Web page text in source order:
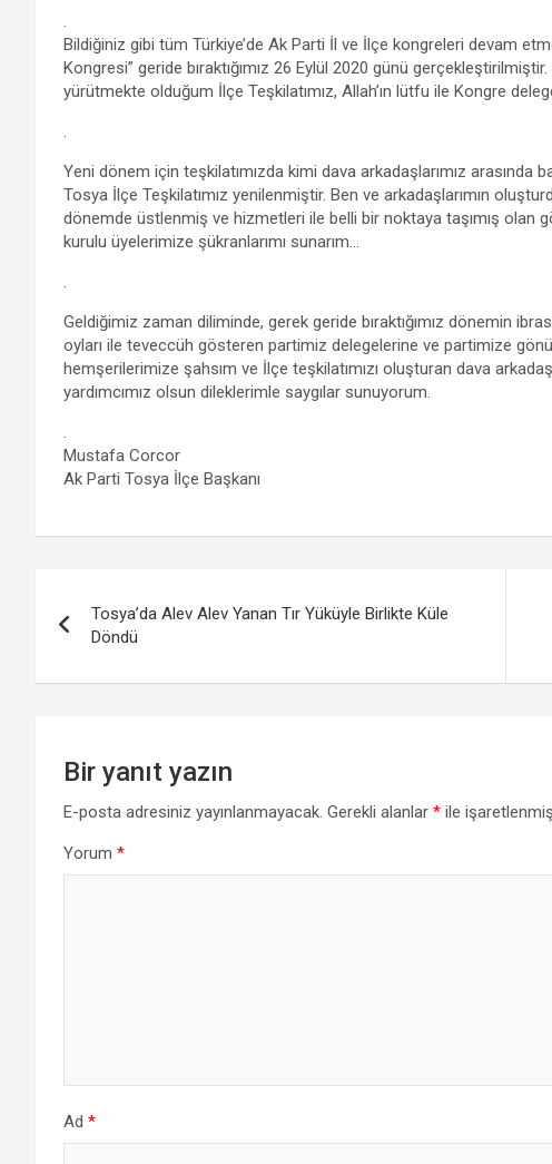
b
o
o
er s
A
p
gr
a
m
n
g
er
e
Bildiğiniz gibi tüm Türkiye’de Ak Parti İl ve İlçe kongreleri devam
Kongresi” geride bıraktığımız 26 Eylül 2020 günü
yürütmekte olduğum İlçe Teşkilatımız, Allah’ın lütfu ile Kongre
Yeni dönem için teşkilatımızda kimi dava arkadaşlarımız arasında
Tosya İlçe Teşkilatımız yenilenmiştir. Ben ve arkadaşlarımın
dönemde üstlenmiş ve hizmetleri ile belli bir noktaya taşımış olan
kurulu üyelerimize şükranlarımı sunarım…
Geldiğimiz zaman diliminde, gerek geride bıraktığımız dönemin
oyları ile teveccüh gösteren partimiz delegelerine ve partimize
hemşerilerimize şahsım ve İlçe teşkilatımızı oluşturan dava
yardımcımız olsun dileklerimle saygılar sunuyorum.
Mustafa Corcor
Ak Parti Tosya İlçe Başkanı
gezinmesi
Tosya’da Alev Alev Yanan Tır Yüküyle Birlikte Küle
Döndü
Bir yanıt yazın
E-posta adresiniz yayınlanmayacak. Gerekli alanlar * ile
Yorum *
Ad *